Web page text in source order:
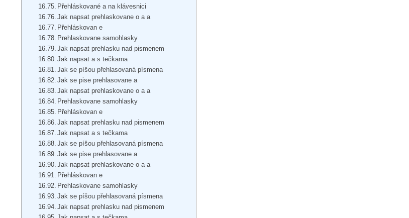
Přehláskované a na klávesnici
Jak napsat prehlaskovane o a a
Přehláskovan e
Prehlaskovane samohlasky
Jak napsat prehlasku nad pismenem
Jak napsat a s tečkama
Jak se píšou přehlasovaná písmena
Jak se pise prehlasovane a
Jak napsat prehlaskovane o a a
Prehlaskovane samohlasky
Přehláskovan e
Jak napsat prehlasku nad pismenem
Jak napsat a s tečkama
Jak se píšou přehlasovaná písmena
Jak se pise prehlasovane a
Jak napsat prehlaskovane o a a
Přehláskovan e
Prehlaskovane samohlasky
Jak se píšou přehlasovaná písmena
Jak napsat prehlasku nad pismenem